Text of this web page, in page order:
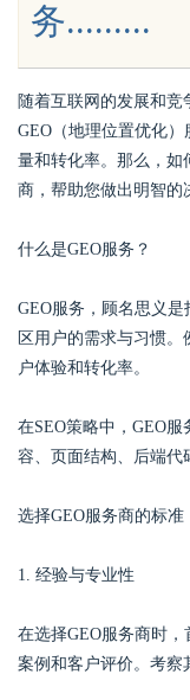
ar
务.........
随着互联网的发展和
GEO（地理位置优化
量和转化率。那么，如
商，帮助您做出明智的
什么是GEO服务？
GEO服务，顾名思义
区用户的需求与习惯
户体验和转化率。
在SEO策略中，GEO
容、页面结构、后端代
选择GEO服务商的标准
1. 经验与专业性
在选择GEO服务商时
案例和客户评价。考察